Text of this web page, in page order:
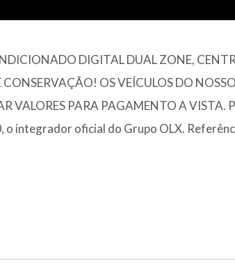
DIGITAL DUAL ZONE,
OS VEÍCULOS DO NOSSO
VALORES PARA PAGAMENTO A VISTA.
o integrador oficial do Grupo OLX.